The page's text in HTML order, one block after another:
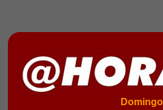
Domingo